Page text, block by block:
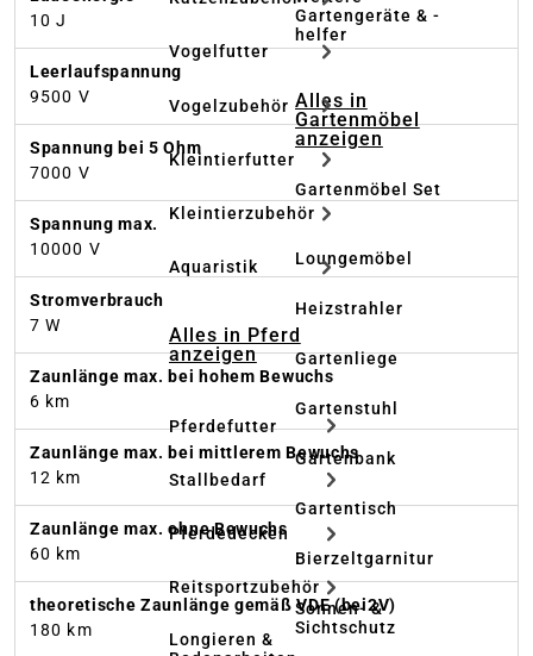
Vogelfutter
Vogelzubehör
Kleintierfutter
Kleintierzubehör
Aquaristik
Alles in Pferd
anzeigen
Pferdefutter
Stallbedarf
Pferdedecken
Reitsportzubehör
Longieren &
Gartengeräte & -
helfer
Alles in
Gartenmöbel
anzeigen
Gartenmöbel Set
Loungemöbel
Heizstrahler
Gartenliege
Gartenstuhl
Gartenbank
Gartentisch
Bierzeltgarnitur
Sonnen- &
Sichtschutz
10 J
Leerlaufspannung
9500 V
Spannung bei 5 Ohm
7000 V
Spannung max.
10000 V
Stromverbrauch
7 W
Zaunlänge max. bei hohem Bewuchs
6 km
Zaunlänge max. bei mittlerem Bewuchs
12 km
Zaunlänge max. ohne Bewuchs
60 km
theoretische Zaunlänge gemäß VDE (bei2V)
180 km